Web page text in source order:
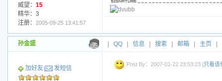
威望： 15
精华：3
注册： 2005-09-25 13:41:57
孙金盛 QQ 信息 搜索 邮箱 主页
加好友 发短信
Post By：2007-01-22 23:53:23 [只看该